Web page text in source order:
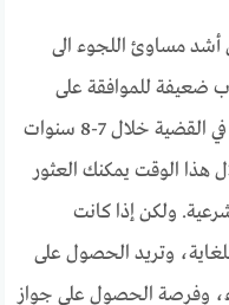
مساوئ اللجوء الى
ضعيفة للموافقة على
اللجوء، فإن إمكانية النظر في القضية خلال 7-8 سنوات
هذا الوقت يمكنك العثور
ولكن إذا كانت
وتريد الحصول على
وفرصة الحصول على جواز